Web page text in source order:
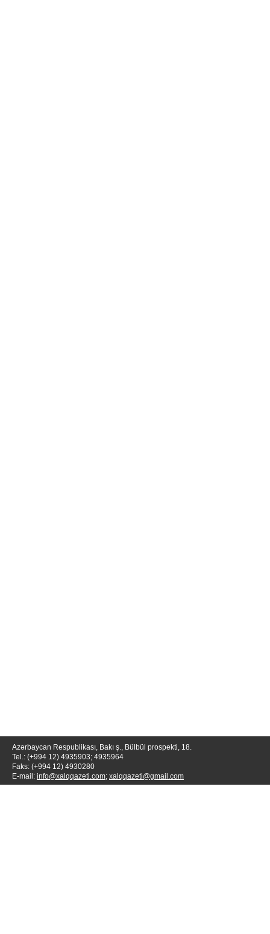
Azərbaycan Respublikası, Bakı ş., Bülbül prospekti, 18.
Tel.: (+994 12) 4935903; 4935964
Faks: (+994 12) 4930280
E-mail: info@xalqqazeti.com; xalqqazeti@gmail.com